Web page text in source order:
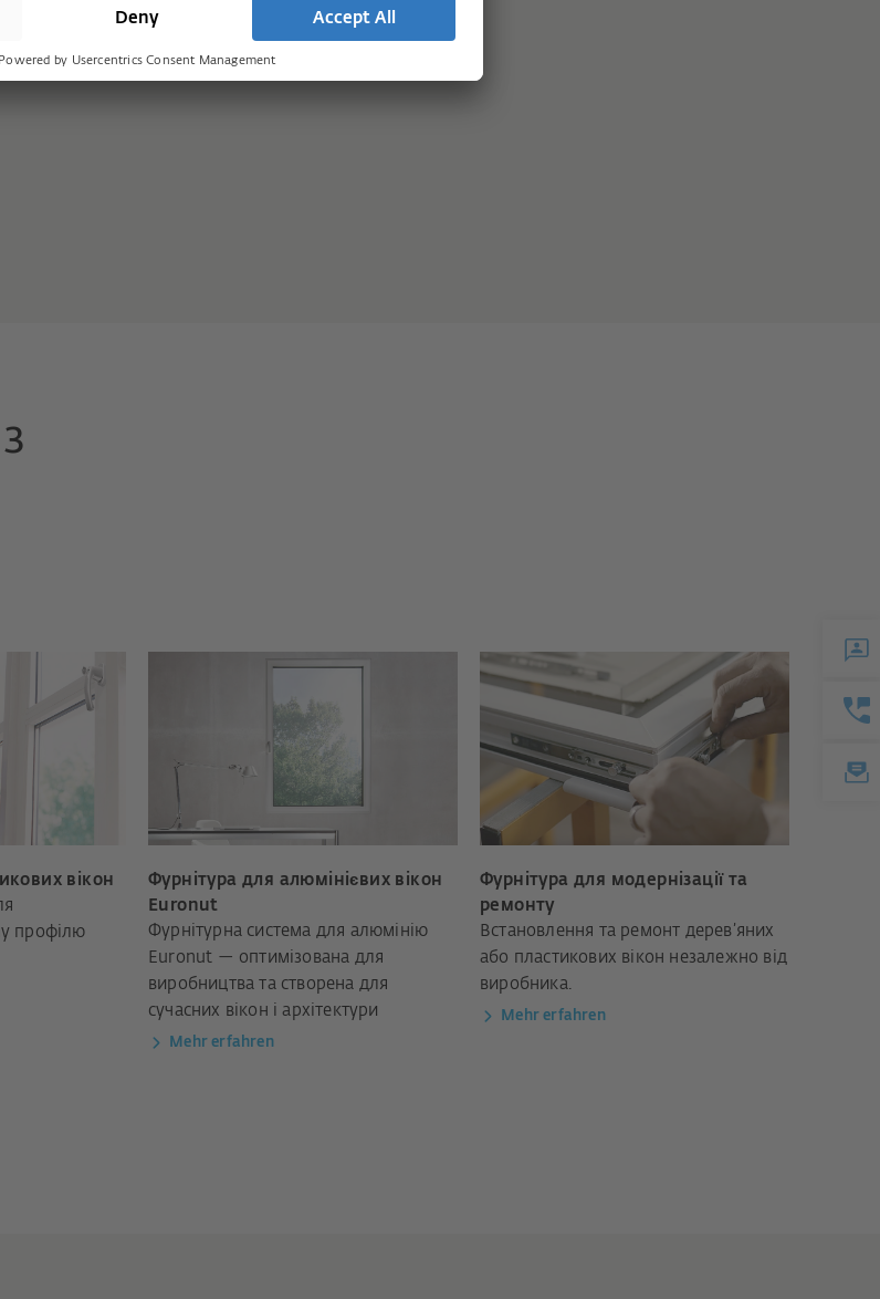
вікон
профілю
Фурнітура для алюмінієвих вікон
Euronut
Фурнітурна система для алюмінію
Euronut — оптимізована для
виробництва та створена для
сучасних вікон і архітектури
Mehr erfahren
Фурнітура для модернізації та
ремонту
Встановлення та ремонт дерев’яних
або пластикових вікон незалежно від
виробника.
Mehr erfahren